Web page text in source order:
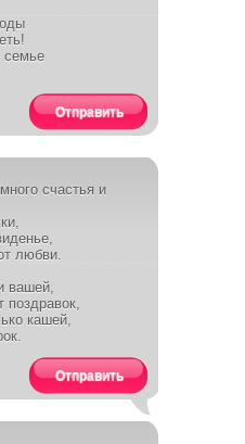
семье
Отправить
счастья и
любви.
вашей,
поздравок,
кашей,
Отправить